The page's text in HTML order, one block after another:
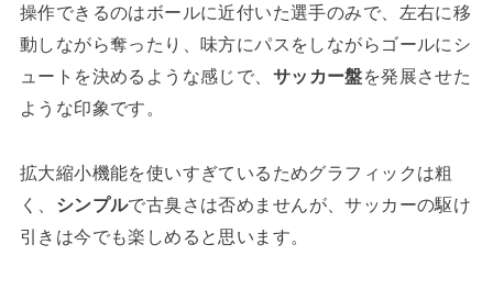
操作できるのはボールに近付いた選手のみで、左右に移
動しながら奪ったり、味方にパスをしながらゴールにシ
ュートを決めるような感じで、 サッカー盤を発展させた
ような印象です。
拡大縮小機能を使いすぎているためグラフィックは粗
く、 シンプルで古臭さは否めませんが、サッカーの駆け
引きは今でも楽しめると思います。